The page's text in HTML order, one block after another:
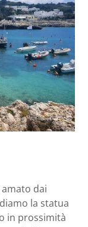
dai
la statua
in prossimità